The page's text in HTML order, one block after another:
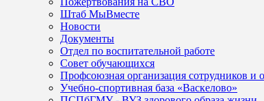
Штаб МыВместе
Новости
Документы
Отдел по воспитательной работе
Совет обучающихся
Профсоюзная организация сотрудников и
Учебно-спортивная база «Васкелово»